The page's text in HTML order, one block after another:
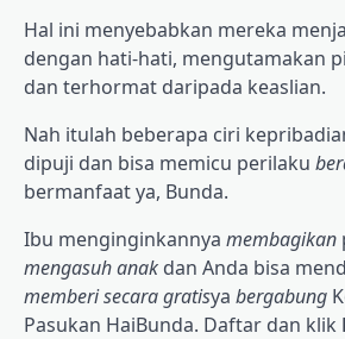
Hal ini menyebabkan mereka
dengan hati-hati, mengutamakan
dan terhormat daripada keaslian.
Nah itulah beberapa ciri
dipuji dan bisa memicu perilaku
bermanfaat ya, Bunda.
Ibu menginginkannya membagikan
mengasuh anak dan Anda bisa
memberi secara gratisya bergabung
Pasukan HaiBunda. Daftar dan klik